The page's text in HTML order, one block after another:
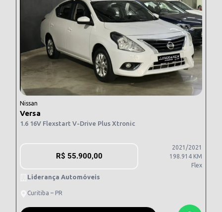
Nissan
Versa
1.6 16V Flexstart V-Drive Plus Xtronic
R$ 55.900,00
2021/2021
198.914 KM
Flex
Liderança Automóveis
Curitiba – PR